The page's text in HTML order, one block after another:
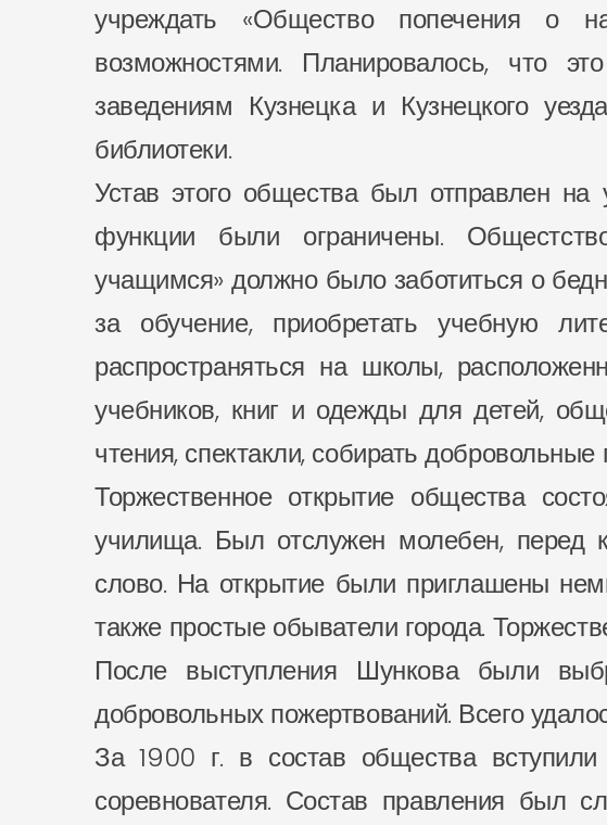
учреждать «Общество попечения о
возможностями. Планировалось, что
заведениям Кузнецка и Кузнецкого
библиотеки.
Устав этого общества был отправлен
функции были ограничены.
учащимся» должно было заботиться о
за обучение, приобретать учебную
распространяться на школы,
учебников, книг и одежды для детей,
чтения, спектакли, собирать добровольные
Торжественное открытие общества
училища. Был отслужен молебен, перед
слово. На открытие были приглашены
также простые обыватели города.
После выступления Шункова были
добровольных пожертвований. Всего
За 1900 г. в состав общества
соревнователя. Состав правления был